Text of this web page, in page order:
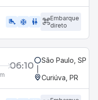
airline_seat_legroom_extra ac_unit WC
Embarque
direto
06:10 São Paulo, SP -
Curiúva, PR